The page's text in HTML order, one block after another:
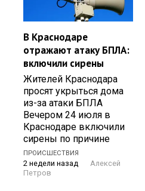
В Краснодаре
отражают атаку БПЛА:
включили сирены
Жителей Краснодара
просят укрыться дома
из-за атаки БПЛА
Вечером 24 июля в
Краснодаре включили
сирены по причине
ПРОИСШЕСТВИЯ
2 недели назад
Алексей
Петров